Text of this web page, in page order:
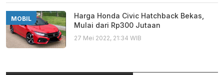
MOBIL
Harga Honda Civic Hatchback Bekas,
Mulai dari Rp300 Jutaan
27 Mei 2022, 21:34 WIB